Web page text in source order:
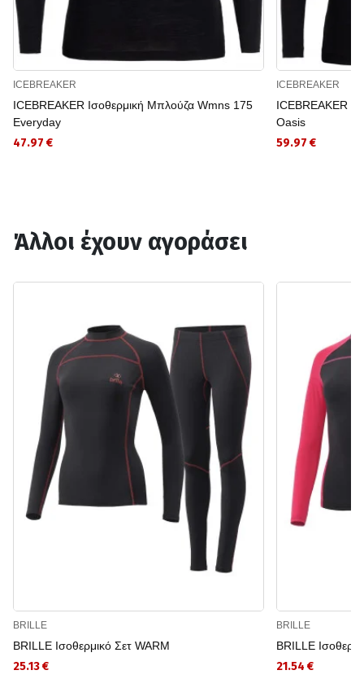
ICEBREAKER
ICEBREAKER Ισοθερμική Μπλούζα Wmns 175
Everyday
47.97 €
ICEBREAKER
ICEBREAKER
Oasis
59.97 €
Άλλοι έχουν αγοράσει
BRILLE
BRILLE Ισοθερμικό Σετ WARM
25.13 €
BRILLE
BRILLE
21.54 €